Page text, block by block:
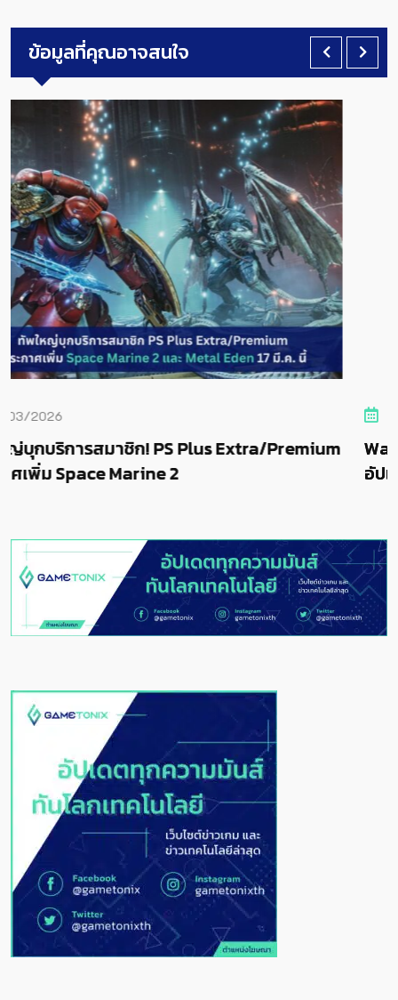
ข้อมูลที่คุณอาจสนใจ
26/11/2025
Warhammer 40,000: Space Marine 2 ปล่อย
อัปเดต Reclamation –